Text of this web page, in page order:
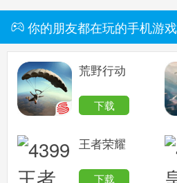
你的朋友都在玩的手机游戏
荒野行动
下载
王者荣耀
下载